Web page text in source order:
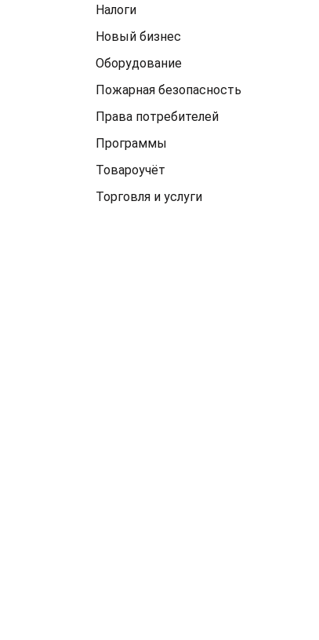
Налоги
Новый бизнес
Оборудование
Пожарная безопасность
Права потребителей
Программы
Товароучёт
Торговля и услуги